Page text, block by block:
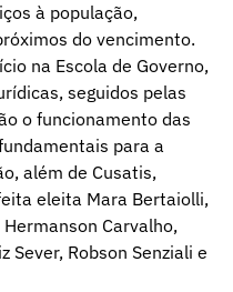
à população,
do vencimento.
na Escola de Governo,
seguidos pelas
o funcionamento das
para a
além de Cusatis,
eleita Mara Bertaiolli,
Carvalho,
Sever, Robson Senziali e